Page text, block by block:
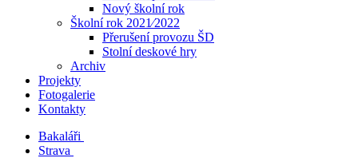
Nový školní rok
Školní rok 2021⁄2022
Přerušení provozu ŠD
Stolní deskové hry
Archiv
Projekty
Fotogalerie
Kontakty
Bakaláři
Strava